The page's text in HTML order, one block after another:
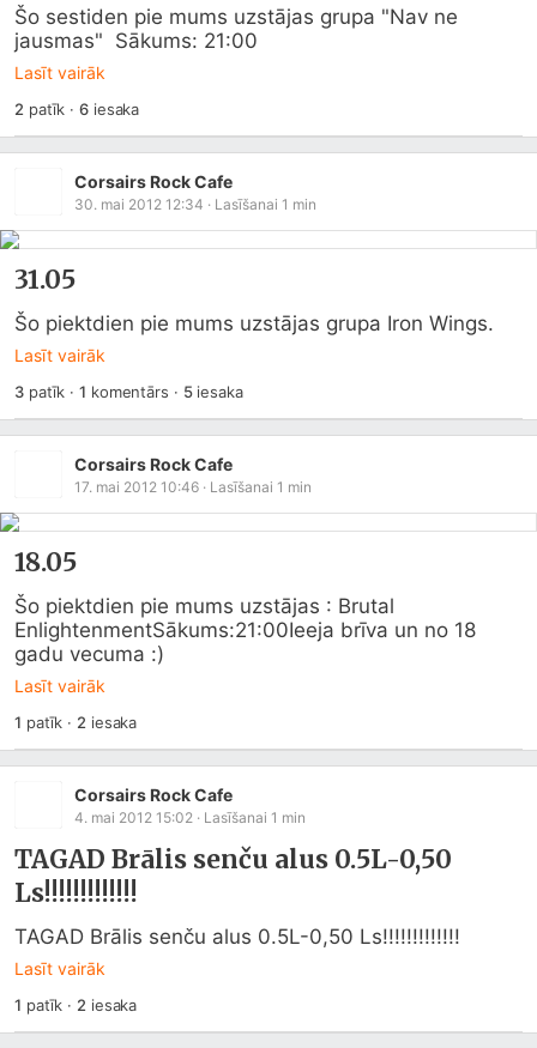
Šo sestiden pie mums uzstājas grupa "Nav ne
jausmas"  Sākums: 21:00
Lasīt vairāk
2 patīk ·6iesaka
Corsairs Rock Cafe
30. mai 2012 12:34 · Lasīšanai 1 min
31.05
Šo piektdien pie mums uzstājas grupa Iron Wings.
Lasīt vairāk
3patīk ·1 komentārs · 5iesaka
Corsairs Rock Cafe
17. mai 2012 10:46 · Lasīšanai 1 min
18.05
Šo piektdien pie mums uzstājas : Brutal
EnlightenmentSākums:21:00Ieeja brīva un no 18
gadu vecuma :)
Lasīt vairāk
1 patīk · 2 iesaka
Corsairs Rock Cafe
4. mai 2012 15:02 · Lasīšanai 1 min
TAGAD Brālis senču alus 0.5L-0,50
Ls!!!!!!!!!!!!!
TAGAD Brālis senču alus 0.5L-0,50 Ls!!!!!!!!!!!!!
Lasīt vairāk
1 patīk · 2 iesaka